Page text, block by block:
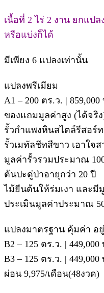
เนื้อที่ 2 ไร่ 2 งาน ยกแปล
หรือแบ่งก็ได้
มีเพียง 6 แปลงเท่านั้น
แปลงพรีเมียม
A1 – 200 ตร.ว. | 859,000
ของแถมมูลค่าสูง (ได้จริ
รั้วกำแพงหินสไตล์รีสอร์ท
รั้วเมทัลชีทสีขาว เอาใจ
มูลค่ารั้วรวมประมาณ
ต้นปะดู่ป่าอายุกว่า 20 ปี
ไม้ยืนต้นให้ร่มเงา และมี
ประเมินมูลค่าประมาณ
แปลงมาตรฐาน คุ้มค่า อ
B2 – 125 ตร.ว. | 449,000
B3 – 125 ตร.ว. | 449,000
ผ่อน 9,975/เดือน(48งวด)